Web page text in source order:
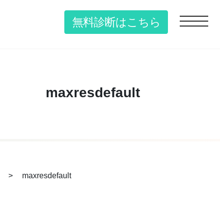
toggle
無料診断はこちら
maxresdefault
> maxresdefault